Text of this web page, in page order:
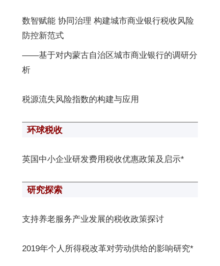
数智赋能 协同治理 构建城市商业银行税收风险
防控新范式
——基于对内蒙古自治区城市商业银行的调研分
析
税源流失风险指数的构建与应用
环球税收
英国中小企业研发费用税收优惠政策及启示*
研究探索
支持养老服务产业发展的税收政策探讨
2019年个人所得税改革对劳动供给的影响研究*